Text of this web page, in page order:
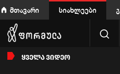
მთავარი სიახლეები
ᲧᲕᲔᲚᲐ ᲕᲘᲓᲔᲝ